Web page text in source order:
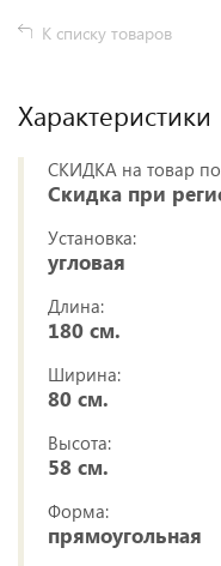
К списку товаров
Характеристики
СКИДКА на товар по
Скидка при
Установка:
угловая
Длина:
180 см.
Ширина:
80 см.
Высота:
58 см.
Форма:
прямоугольная